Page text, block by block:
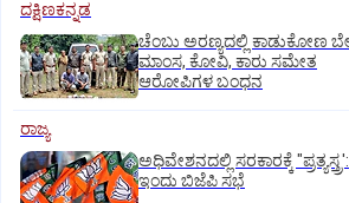
ದಕ್ಷಿಣಕನ್ನಡ
ಚೆಂಬು ಅರಣ್ಯದಲ್ಲಿ ಕಾಡುಕೋಣ
ಮಾಂಸ, ಕೋವಿ, ಕಾರು ಸಮೇತ
ಆರೋಪಿಗಳ ಬಂಧನ
ರಾಜ್ಯ
ಅಧಿವೇಶನದಲ್ಲಿ ಸರಕಾರಕ್ಕೆ "ಪ್ರತ್ಯಸ್ತ್ರ':
ಇಂದು ಬಿಜೆಪಿ ಸಭೆ